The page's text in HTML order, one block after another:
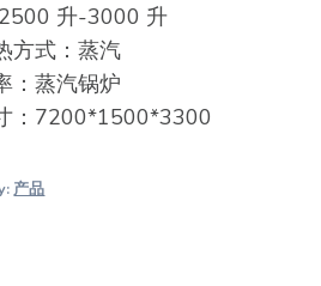
升-3000 升
方式：蒸汽
：蒸汽锅炉
：7200*1500*3300
产品